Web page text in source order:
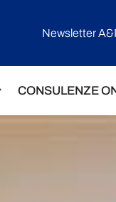
Newsletter
CONSULENZE